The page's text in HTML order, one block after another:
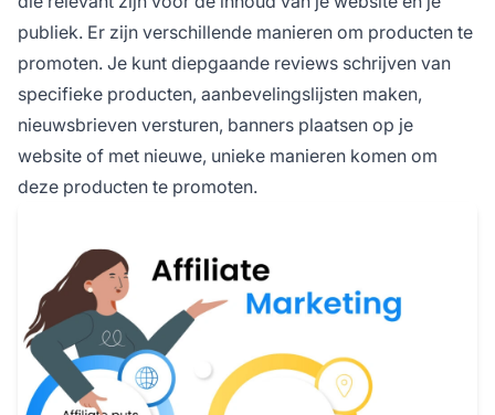
publiek. Er zijn verschillende manieren om producten te
promoten. Je kunt diepgaande reviews schrijven van
specifieke producten, aanbevelingslijsten maken,
nieuwsbrieven versturen, banners plaatsen op je
website of met nieuwe, unieke manieren komen om
deze producten te promoten.